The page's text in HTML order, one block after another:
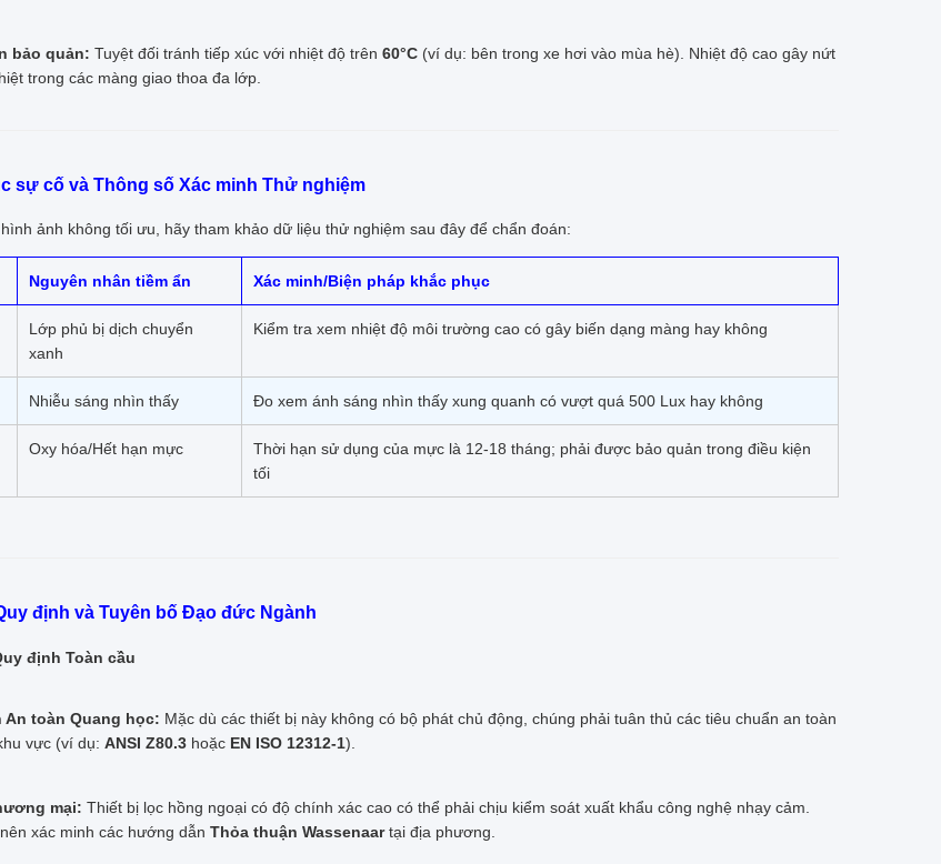
bảo quản: Tuyệt đối tránh tiếp xúc với nhiệt độ trên 60°C (ví dụ: bên trong xe hơi vào mùa hè). Nhiệt độ cao gây nứt
trong các màng giao thoa đa lớp.
sự cố và Thông số Xác minh Thử nghiệm
ảnh không tối ưu, hãy tham khảo dữ liệu thử nghiệm sau đây để chẩn đoán:
Nguyên nhân tiềm ẩn Xác minh/Biện pháp khắc phục
Lớp phủ bị dịch chuyển
xanh
Kiểm tra xem nhiệt độ môi trường cao có gây biến dạng màng hay không
Nhiễu sáng nhìn thấy Đo xem ánh sáng nhìn thấy xung quanh có vượt quá 500 Lux hay không
Oxy hóa/Hết hạn mực
Thời hạn sử dụng của mực là 12-18 tháng; phải được bảo quản trong điều kiện
tối
định và Tuyên bố Đạo đức Ngành
định Toàn cầu
An toàn Quang học: Mặc dù các thiết bị này không có bộ phát chủ động, chúng phải tuân thủ các tiêu chuẩn an toàn
vực (ví dụ: ANSI Z80.3 hoặc EN ISO 12312-1).
mại: Thiết bị lọc hồng ngoại có độ chính xác cao có thể phải chịu kiểm soát xuất khẩu công nghệ nhạy cảm.
xác minh các hướng dẫn Thỏa thuận Wassenaartại địa phương.